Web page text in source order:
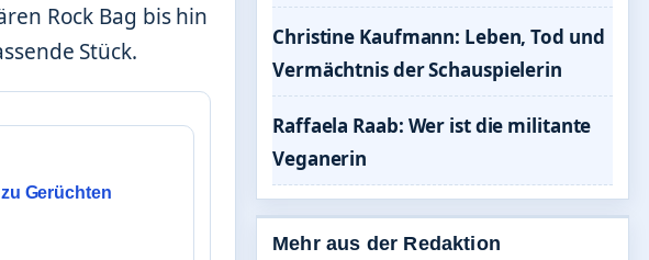
Rock Bag bis hin
Stück.
Gerüchten
Christine Kaufmann: Leben, Tod und
Vermächtnis der Schauspielerin
Raffaela Raab: Wer ist die militante
Veganerin
Mehr aus der Redaktion